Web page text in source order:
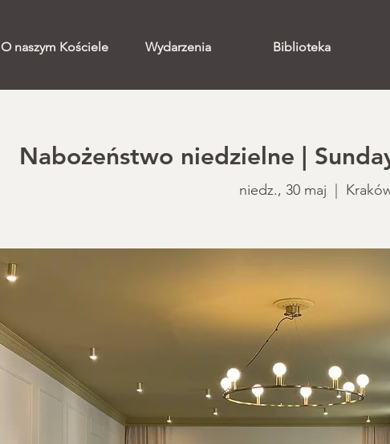
O naszym Kościele Wydarzenia Biblioteka
Nabożeństwo niedzielne |
niedz., 30 maj